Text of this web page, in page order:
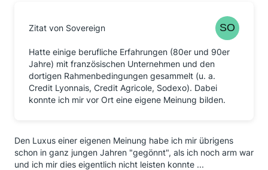
Zitat von Sovereign
Hatte einige berufliche Erfahrungen (80er und 90er
Jahre) mit französischen Unternehmen und den
dortigen Rahmenbedingungen gesammelt (u. a.
Credit Lyonnais, Credit Agricole, Sodexo). Dabei
konnte ich mir vor Ort eine eigene Meinung bilden.
Den Luxus einer eigenen Meinung habe ich mir übrigens
schon in ganz jungen Jahren "gegönnt", als ich noch arm war
und ich mir dies eigentlich nicht leisten konnte ...